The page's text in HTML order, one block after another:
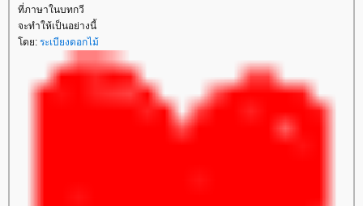
ที่ภาษาในบทกวี
จะทำให้เป็นอย่างนี้
ดย: ระเบียงดอกไม้